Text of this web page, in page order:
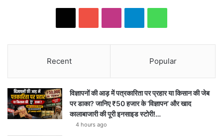
Recent Popular
विज्ञापनों की आड़ में पत्रकारिता पर प्रहार या किसान की जेब
पर डाका? जानिए ₹50 हजार के ‘विज्ञापन’ और खाद
कालाबाजारी की पूरी इनसाइड स्टोरी!…
4 hours ago